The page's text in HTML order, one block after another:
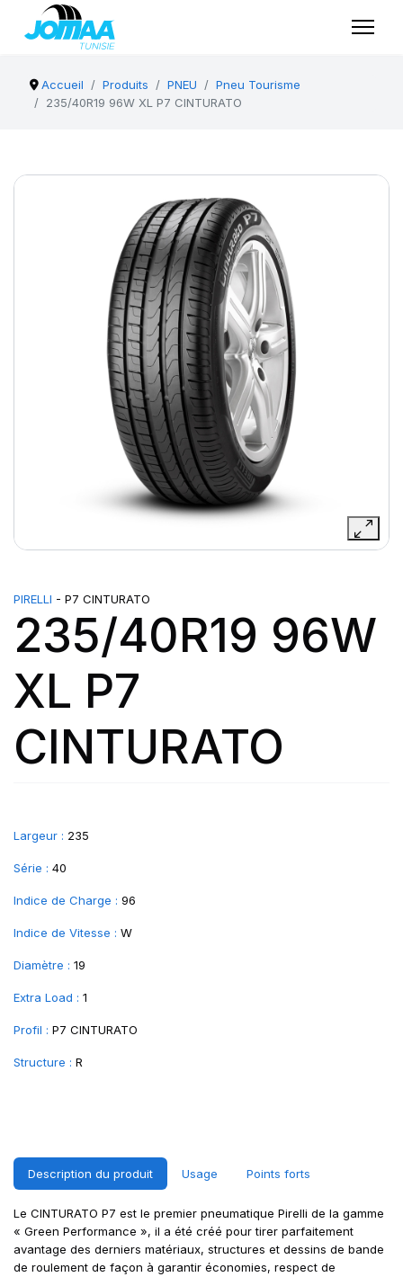
Accueil Produits PNEU
Pneu Tourisme
235/40R19 96W XL P7 CINTURATO
PIRELLI - P7 CINTURATO
235/40R19 96W
XL P7
CINTURATO
Largeur : 235
Série : 40
Indice de Charge : 96
Indice de Vitesse : W
Diamètre : 19
Extra Load : 1
Profil : P7 CINTURATO
Structure : R
Description du produit Usage Points forts
Le CINTURATO P7 est le premier pneumatique Pirelli de la gamme
« Green Performance », il a été créé pour tirer parfaitement
avantage des derniers matériaux, structures et dessins de bande
de roulement de façon à garantir économies, respect de